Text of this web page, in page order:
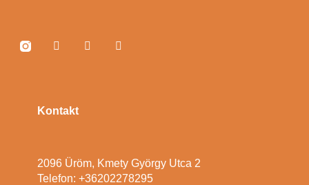
Kontakt
2096 Üröm, Kmety György Utca 2
Telefon: +36202278295